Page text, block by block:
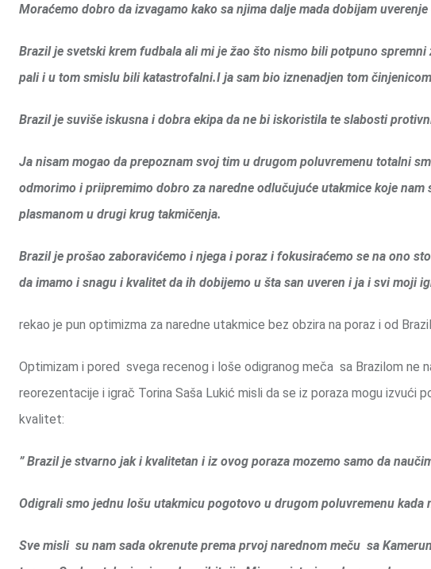
Moraćemo dobro da izvagamo kako sa njima dalje mada dobijam
Brazil je svetski krem fudbala ali mi je žao što nismo bili potpuno
pali i u tom smislu bili katastrofalni.I ja sam bio iznenadjen tom
Brazil je suviše iskusna i dobra ekipa da ne bi iskoristila te slabosti
Ja nisam mogao da prepoznam svoj tim u drugom poluvremenu totalni
odmorimo i priipremimo dobro za naredne odlučujuće utakmice koje
plasmanom u drugi krug takmičenja.
Brazil je prošao zaboravićemo i njega i poraz i fokusiraćemo se na ono
da imamo i snagu i kvalitet da ih dobijemo u šta san uveren i ja i svi moji
rekao je pun optimizma za naredne utakmice bez obzira na poraz i od
Optimizam i pored svega recenog i loše odigranog meča sa Brazilom ne
reorezentacije i igrač Torina Saša Lukić misli da se iz poraza mogu izvući
kvalitet:
” Brazil je stvarno jak i kvalitetan i iz ovog poraza mozemo samo da
Odigrali smo jednu lošu utakmicu pogotovo u drugom poluvremenu kada
Sve misli su nam sada okrenute prema prvoj narednom meču sa